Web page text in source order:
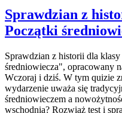
Sprawdzian z
Początki
Sprawdzian z historii dla
średniowiecza", opracowany
Wczoraj i dziś. W tym quizie
wydarzenie uważa się
średniowieczem a
wschodnia? Rozwiąż test i